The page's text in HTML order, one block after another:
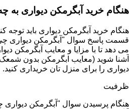
هنگام خرید آبگرمکن دیواری به
هنگام خرید آبگرمکن دیواری باید توجه
قسمت پاسخ سوال "آبگرمکن دیواری
می دهد تا با مزایا و معایب آبگرمکن
آشنا شوید (معایب ابگرمکن بدون شمعک)
دیواری را برای منزل تان خریداری کنید.
ظرفیت
هنگام پرسیدن سوال "آبگرمکن